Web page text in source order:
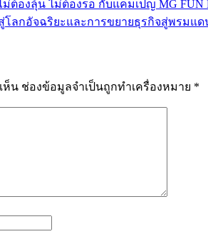
ต้องลุ้น ไม่ต้องรอ กับแคมเปญ MG FUN
โลกอัจฉริยะและการขยายธุรกิจสู่พรมแ
ห็น ช่องข้อมูลจำเป็นถูกทำเครื่องหมาย *